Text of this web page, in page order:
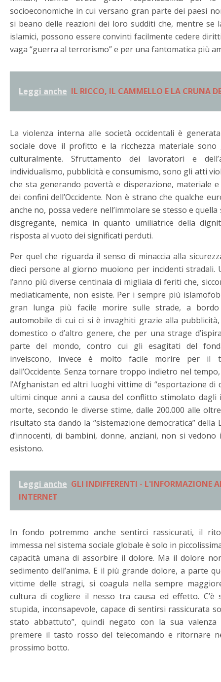
socioeconomiche in cui versano gran parte dei paesi
si beano delle reazioni dei loro sudditi che, mentre se
islamici, possono essere convinti facilmente cedere
vaga “guerra al terrorismo” e per una fantomatica più
Leggi anche IL RICCO, IL CAMMELLO E LA CRUNA
La violenza interna alle società occidentali è
sociale dove il profitto e la ricchezza materiale
culturalmente. Sfruttamento dei lavoratori e
individualismo, pubblicità e consumismo, sono gli atti
che sta generando povertà e disperazione, materiale
dei confini dell’Occidente. Non è strano che qualche
anche no, possa vedere nell’immolare se stesso e
disgregante, nemica in quanto umiliatrice della
risposta al vuoto dei significati perduti.
Per quel che riguarda il senso di minaccia alla
dieci persone al giorno muoiono per incidenti stradali.
l’anno più diverse centinaia di migliaia di feriti che,
mediaticamente, non esiste. Per i sempre più
gran lunga più facile morire sulle strade, a bordo
automobile di cui ci si è invaghiti grazie alla
domestico o d’altro genere, che per una strage
parte del mondo, contro cui gli esagitati del
inveiscono, invece è molto facile morire per il
dall’Occidente. Senza tornare troppo indietro nel
l’Afghanistan ed altri luoghi vittime di “esportazione di
ultimi cinque anni a causa del conflitto stimolato dagli
morte, secondo le diverse stime, dalle 200.000 alle
risultato sta dando la “sistemazione democratica” della
d’innocenti, di bambini, donne, anziani, non si
esistono.
Leggi anche GLI INDIFFERENTI - L'INFORMAZIONE
INTERNET
In fondo potremmo anche sentirci rassicurati, il
immessa nel sistema sociale globale è solo in
capacità umana di assorbire il dolore. Ma il dolore
sedimento dell’anima. E il più grande dolore, a parte
vittime delle stragi, si coagula nella sempre
cultura di cogliere il nesso tra causa ed effetto. C’è
stupida, inconsapevole, capace di sentirsi rassicurata
stato abbattuto”, quindi negato con la sua
premere il tasto rosso del telecomando e ritornare
prossimo botto.